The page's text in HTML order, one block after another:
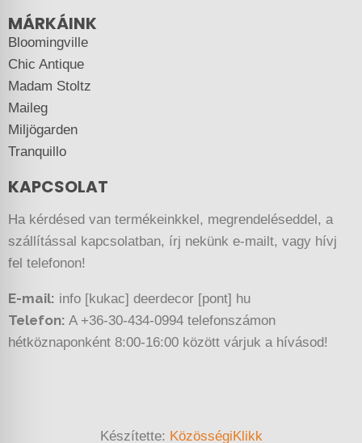
MÁRKÁINK
Bloomingville
Chic Antique
Madam Stoltz
Maileg
Miljögarden
Tranquillo
KAPCSOLAT
Ha kérdésed van termékeinkkel, megrendeléseddel, a
szállítással kapcsolatban, írj nekünk e-mailt, vagy hívj
fel telefonon!
E-mail: info [kukac] deerdecor [pont] hu
Telefon: A +36-30-434-0994 telefonszámon
hétköznaponként 8:00-16:00 között várjuk a hívásod!
Készítette: KözösségiKlikk